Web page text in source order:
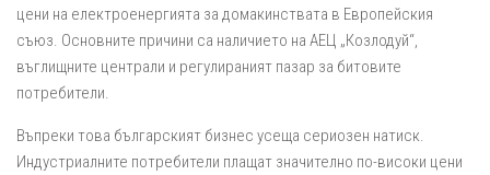
цени на електроенергията за домакинствата в Европейския
съюз. Основните причини са наличието на АЕЦ „Козлодуй“,
въглищните централи и регулираният пазар за битовите
потребители.
Въпреки това българският бизнес усеща сериозен натиск.
Индустриалните потребители плащат значително по-високи цени